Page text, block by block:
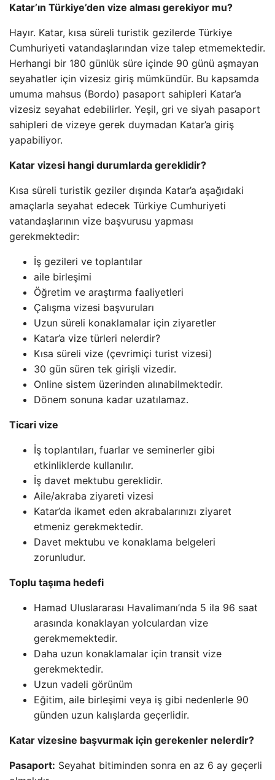
Katar’ın Türkiye’den vize alması gerekiyor mu?
Hayır. Katar, kısa süreli turistik gezilerde Türkiye
Cumhuriyeti vatandaşlarından vize talep etmemektedir.
Herhangi bir 180 günlük süre içinde 90 günü aşmayan
seyahatler için vizesiz giriş mümkündür. Bu kapsamda
umuma mahsus (Bordo) pasaport sahipleri Katar’a
vizesiz seyahat edebilirler. Yeşil, gri ve siyah pasaport
sahipleri de vizeye gerek duymadan Katar’a giriş
yapabiliyor.
Katar vizesi hangi durumlarda gereklidir?
Kısa süreli turistik geziler dışında Katar’a aşağıdaki
amaçlarla seyahat edecek Türkiye Cumhuriyeti
vatandaşlarının vize başvurusu yapması
gerekmektedir:
İş gezileri ve toplantılar
aile birleşimi
Öğretim ve araştırma faaliyetleri
Çalışma vizesi başvuruları
Uzun süreli konaklamalar için ziyaretler
Katar’a vize türleri nelerdir?
Kısa süreli vize (çevrimiçi turist vizesi)
30 gün süren tek girişli vizedir.
Online sistem üzerinden alınabilmektedir.
Dönem sonuna kadar uzatılamaz.
Ticari vize
İş toplantıları, fuarlar ve seminerler gibi
etkinliklerde kullanılır.
İş davet mektubu gereklidir.
Aile/akraba ziyareti vizesi
Katar’da ikamet eden akrabalarınızı ziyaret
etmeniz gerekmektedir.
Davet mektubu ve konaklama belgeleri
zorunludur.
Toplu taşıma hedefi
Hamad Uluslararası Havalimanı’nda 5 ila 96 saat
arasında konaklayan yolculardan vize
gerekmemektedir.
Daha uzun konaklamalar için transit vize
gerekmektedir.
Uzun vadeli görünüm
Eğitim, aile birleşimi veya iş gibi nedenlerle 90
günden uzun kalışlarda geçerlidir.
Katar vizesine başvurmak için gerekenler nelerdir?
Pasaport: Seyahat bitiminden sonra en az 6 ay geçerli